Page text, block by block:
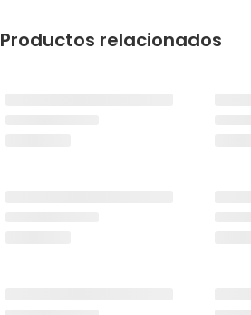
Productos relacionados